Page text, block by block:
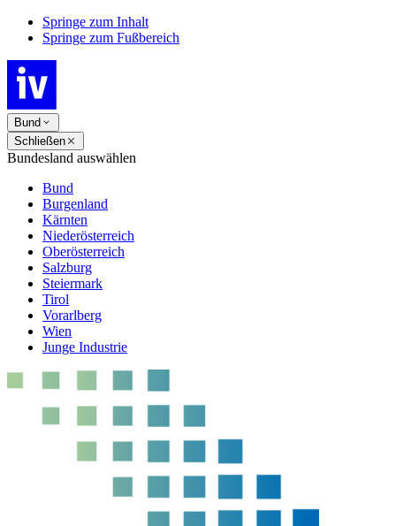
Springe zum Inhalt
Springe zum Fußbereich
Bund
Schließen
Bundesland auswählen
Bund
Burgenland
Kärnten
Niederösterreich
Oberösterreich
Salzburg
Steiermark
Tirol
Vorarlberg
Wien
Junge Industrie